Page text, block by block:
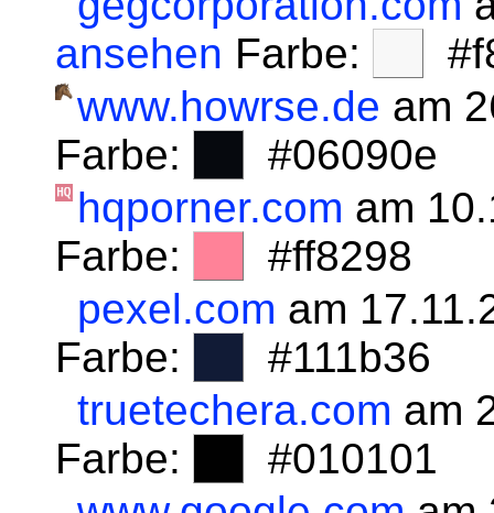
ansehen Farbe:
www.howrse.de am
Farbe:
#06090e
hqporner.com am
Farbe:
#ff8298
pexel.com am
Farbe:
#111b36
truetechera.com am
Farbe:
#010101